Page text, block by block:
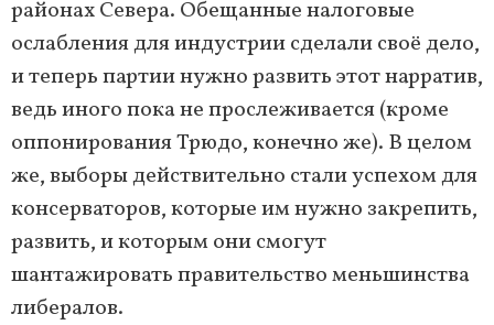
районах Севера. Обещанные налоговые
ослабления для индустрии сделали своё дело,
и теперь партии нужно развить этот нарратив,
ведь иного пока не прослеживается (кроме
оппонирования Трюдо, конечно же). В целом
же, выборы действительно стали успехом для
консерваторов, которые им нужно закрепить,
развить, и которым они смогут
шантажировать правительство меньшинства
либералов.